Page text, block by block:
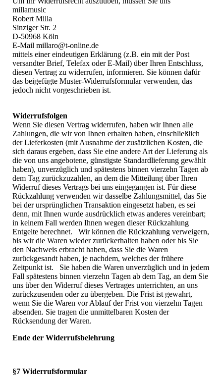
millamusic
Robert Milla
Sinziger Str. 2
D-50968 Köln
E-Mail millaro@t-online.de
mittels einer eindeutigen Erklärung (z.B. ein mit der Post
versandter Brief, Telefax oder E-Mail) über Ihren Entschluss,
diesen Vertrag zu widerrufen, informieren. Sie können dafür
das beigefügte Muster-Widerrufsformular verwenden, das
jedoch nicht vorgeschrieben ist.
Widerrufsfolgen
Wenn Sie diesen Vertrag widerrufen, haben wir Ihnen alle
Zahlungen, die wir von Ihnen erhalten haben, einschließlich
der Lieferkosten (mit Ausnahme der zusätzlichen Kosten, die
sich daraus ergeben, dass Sie eine andere Art der Lieferung als
die von uns angebotene, günstigste Standardlieferung gewählt
haben), unverzüglich und spätestens binnen vierzehn Tagen ab
dem Tag zurückzuzahlen, an dem die Mitteilung über Ihren
Widerruf dieses Vertrags bei uns eingegangen ist. Für diese
Rückzahlung verwenden wir dasselbe Zahlungsmittel, das Sie
bei der ursprünglichen Transaktion eingesetzt haben, es sei
denn, mit Ihnen wurde ausdrücklich etwas anderes vereinbart;
in keinem Fall werden Ihnen wegen dieser Rückzahlung
Entgelte berechnet. Wir können die Rückzahlung verweigern,
bis wir die Waren wieder zurückerhalten haben oder bis Sie
den Nachweis erbracht haben, dass Sie die Waren
zurückgesandt haben, je nachdem, welches der frühere
Zeitpunkt ist. Sie haben die Waren unverzüglich und in jedem
Fall spätestens binnen vierzehn Tagen ab dem Tag, an dem Sie
uns über den Widerruf dieses Vertrages unterrichten, an uns
zurückzusenden oder zu übergeben. Die Frist ist gewahrt,
wenn Sie die Waren vor Ablauf der Frist von vierzehn Tagen
absenden. Sie tragen die unmittelbaren Kosten der
Rücksendung der Waren.
Ende der Widerrufsbelehrung
§7 Widerrufsformular